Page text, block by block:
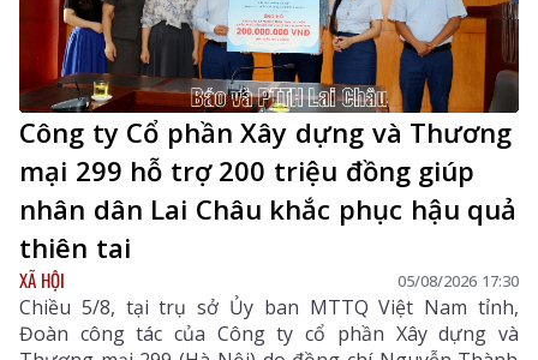
Công ty Cổ phần Xây dựng và Thương
mại 299 hỗ trợ 200 triệu đồng giúp
nhân dân Lai Châu khắc phục hậu quả
thiên tai
XÃ HỘI 05/08/2026 17:30
Chiều 5/8, tại trụ sở Ủy ban MTTQ Việt Nam tỉnh,
Đoàn công tác của Công ty cổ phần Xây dựng và